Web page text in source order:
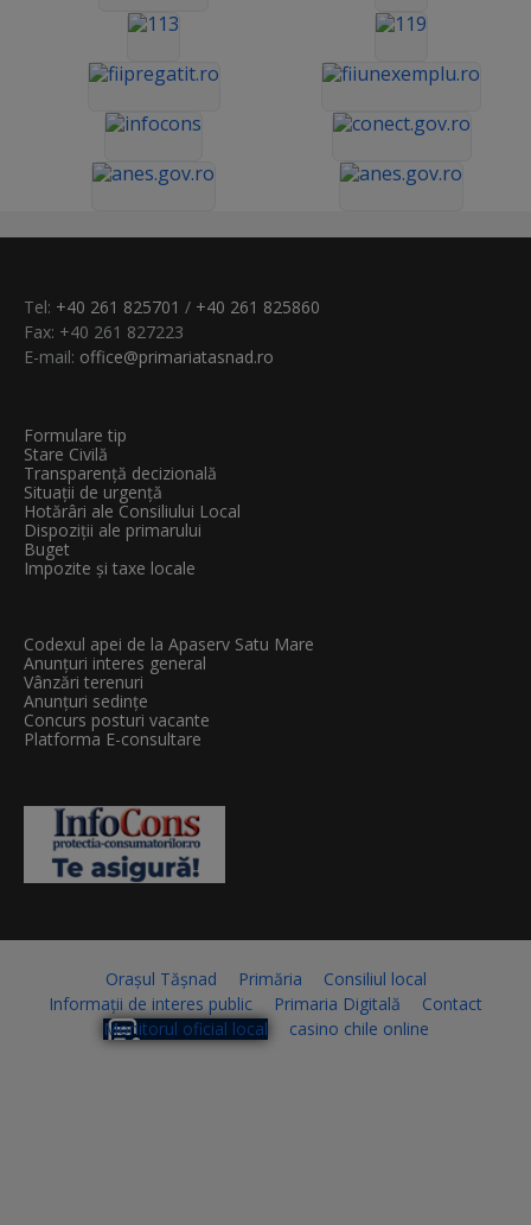
Tel: +40 261 825701 / +40 261 825860
Fax: +40 261 827223
E-mail: office@primariatasnad.ro
Formulare tip
Stare Civilă
Transparenţă decizională
Situații de urgență
Hotărâri ale Consiliului Local
Dispoziții ale primarului
Buget
Impozite și taxe locale
Codexul apei de la Apaserv Satu Mare
Anunțuri interes general
Vânzări terenuri
Anunțuri sedințe
Concurs posturi vacante
Platforma E-consultare
Orașul Tășnad Primăria
Consiliul local
Informații de interes public
Primaria Digitală
Contact
Monitorul oficial local
casino chile online